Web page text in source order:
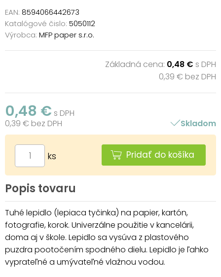
EAN: 8594066442673
Katalógové čislo: 5050112
Výrobca: MFP paper s.r.o.
Základná cena: 0,48 € s DPH
0,39 € bez DPH
0,48 € s DPH
0,39 € bez DPH
Skladom
ks Pridať do košíka
Popis tovaru
Tuhé lepidlo (lepiaca tyčinka) na papier, kartón,
fotografie, korok. Univerzálne použitie v kancelárii,
doma aj v škole. Lepidlo sa vysúva z plastového
puzdra pootočením spodného dielu. Lepidlo je ľahko
vyprateľné a umývateľné vlažnou vodou.